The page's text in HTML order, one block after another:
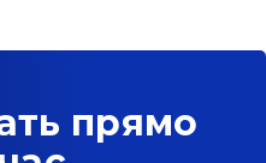
прямо